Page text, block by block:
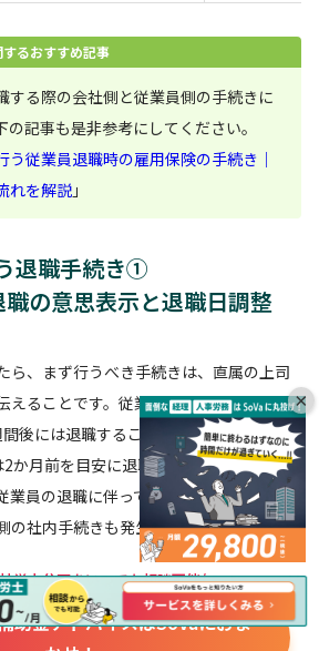
るおすすめ記事
する際の会社側と従業員側の手続きに
の記事も是非参考にしてください。
う従業員退職時の雇用保険の手続き｜
れを解説 」
退職手続き①
職の意思表示と退職日調整
ら、まず行うべき手続きは、直属の上司
えることです。従業員は、法律上は退職
後には退職することが可能ですが、実務
2か月前を目安に退職を申し出るケースが
業員の退職に伴って後任者の配置や引き
の社内手続きも発生するためです。
労士分野をいつでも相談可能/
助金アドバイスはSoVaにおま
×